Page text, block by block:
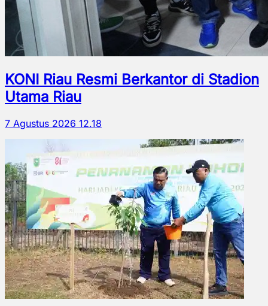
KONI Riau Resmi Berkantor di Stadion
Utama Riau
7 Agustus 2026 12.18